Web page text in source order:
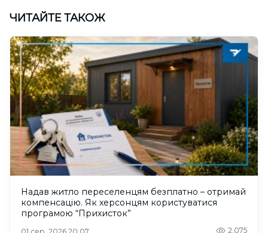
ЧИТАЙТЕ ТАКОЖ
Надав житло переселенцям безплатно – отримай
компенсацію. Як херсонцям користуватися
програмою “Прихисток”
2,075